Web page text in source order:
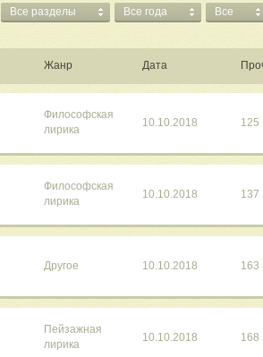
Все разделы Все года Все
Жанр Дата
Философская
лирика
10.10.2018 125
Философская
лирика
10.10.2018 137
Другое 10.10.2018 163
Пейзажная
лирика
10.10.2018 168